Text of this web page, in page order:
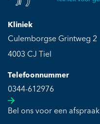
Kliniek
Culemborgse Grintweg 2
4003 CJ Tiel
Telefoonnummer
0344-612976
Bel ons voor een afspraak